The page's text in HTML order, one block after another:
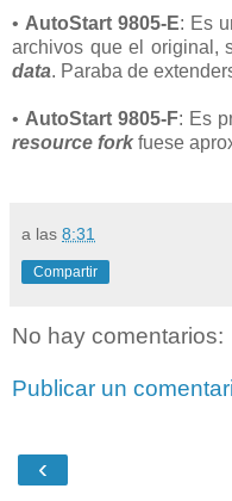
• AutoStart 9805-E: Es
archivos que el original,
data. Paraba de
• AutoStart 9805-F: Es
resource fork fuese
a las 8:31
Compartir
No hay comentarios:
Publicar un
‹